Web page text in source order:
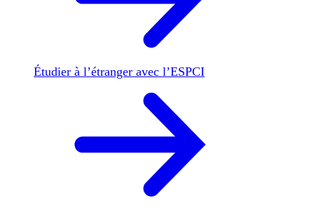
Étudier à l’étranger avec l’ESPCI